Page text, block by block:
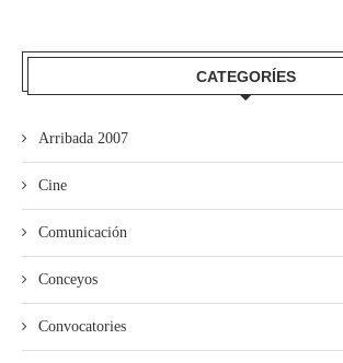
CATEGORÍES
Arribada 2007
Cine
Comunicación
Conceyos
Convocatories